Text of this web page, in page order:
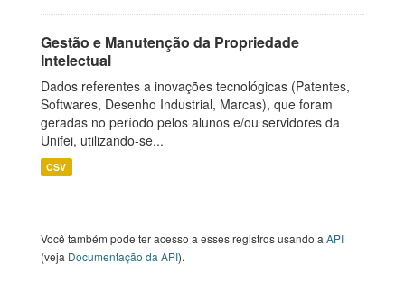
Gestão e Manutenção da Propriedade
Intelectual
Dados referentes a inovações tecnológicas (Patentes,
Softwares, Desenho Industrial, Marcas), que foram
geradas no período pelos alunos e/ou servidores da
Unifei, utilizando-se...
CSV
Você também pode ter acesso a esses registros usando a API
(veja Documentação da API).